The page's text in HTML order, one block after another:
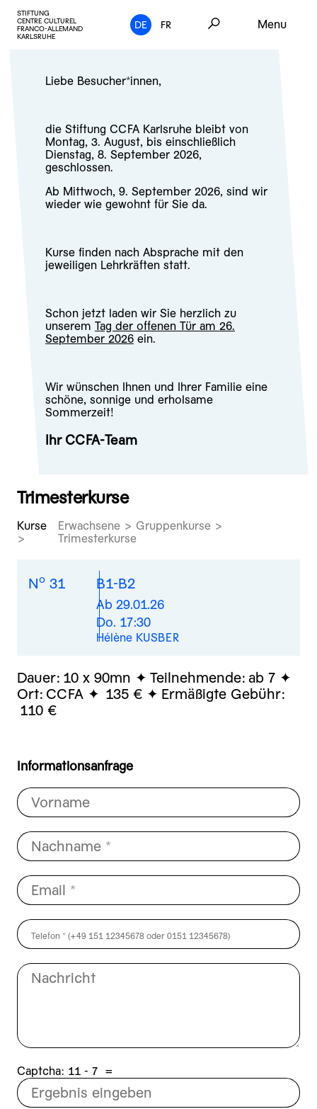
STIFTUNG
CENTRE CULTUREL
FRANCO-ALLEMAND
KARLSRUHE
DE FR Menu
Liebe Besucher*innen,
die Stiftung CCFA Karlsruhe bleibt von
Montag, 3. August, bis einschließlich
Dienstag, 8. September 2026,
geschlossen.
Ab Mittwoch, 9. September 2026, sind wir
wieder wie gewohnt für Sie da.
Kurse finden nach Absprache mit den
jeweiligen Lehrkräften statt.
Schon jetzt laden wir Sie herzlich zu
unserem Tag der offenen Tür am 26.
September 2026ein.
Wir wünschen Ihnen und Ihrer Familie eine
schöne, sonnige und erholsame
Sommerzeit!
Ihr CCFA-Team
Trimesterkurse
Kurse
Erwachsene > Gruppenkurse >
Trimesterkurse
No 31 B1-B2
Ab 29.01.26
Do. 17:30
Hélène KUSBER
Dauer: 10 x 90mn Teilnehmende: ab 7
Ort: CCFA 135 €
Ermäßigte Gebühr:
110 €
Informationsanfrage
Captcha: 7 - 11 =